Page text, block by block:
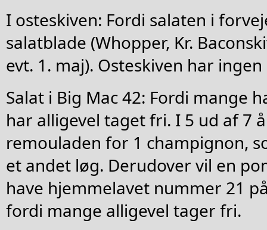
I osteskiven: Fordi salaten i
salatblade (Whopper, Kr.
evt. 1. maj). Osteskiven har
Salat i Big Mac 42: Fordi mange
har alligevel taget fri. I 5 ud af 7
remouladen for 1 champignon,
et andet løg. Derudover vil en
have hjemmelavet nummer 21
fordi mange alligevel tager fri.